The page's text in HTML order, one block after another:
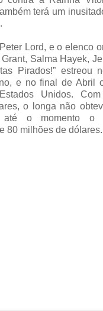
terá um
Lord, e o elenco
Salma Hayek,
Pirados!” estreou
e no final de Abril
Unidos.
o longa não
até o momento o
80 milhões de dólares.